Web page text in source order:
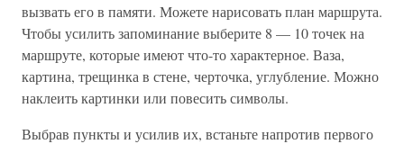
вызвать его в памяти. Можете нарисовать план маршрута.
Чтобы усилить запоминание выберите 8 — 10 точек на
маршруте, которые имеют что-то характерное. Ваза,
картина, трещинка в стене, черточка, углубление. Можно
наклеить картинки или повесить символы.
Выбрав пункты и усилив их, встаньте напротив первого